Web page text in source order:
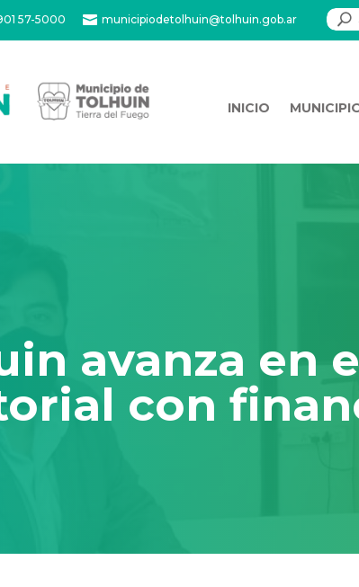
57-5000  municipiodetolhuin@tolhuin.gob.ar
INICIO
avanza en
con